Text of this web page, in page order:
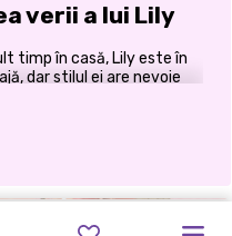
verii a lui Lily
timp în casă, Lily este în
dar stilul ei are nevoie
și obosită în
de înfrumusețare
vară proaspătă. Dacă îți
plajă, fiecare pas al
VILLAIN